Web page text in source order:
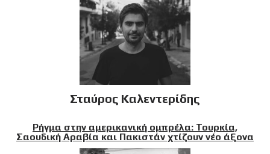
Σταύρος Καλεντερίδης
Ρήγμα στην αμερικανική ομπρέλα: Τουρκία,
Σαουδική Αραβία και Πακιστάν χτίζουν νέο άξονα